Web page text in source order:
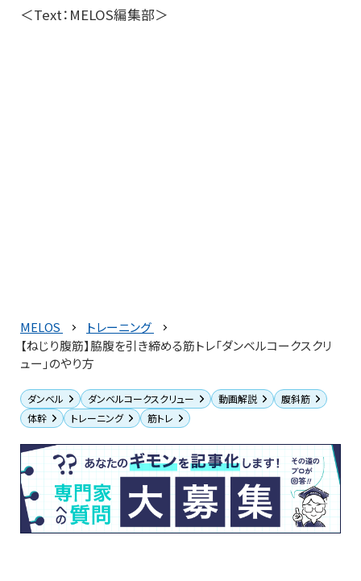
＜Text：MELOS編集部＞
MELOS
トレーニング
【ねじり腹筋】脇腹を引き締める筋トレ「ダンベルコークスクリ
ュー」のやり方
ダンベル ダンベルコークスクリュー 動画解説
腹斜筋
体幹
トレーニング 筋トレ